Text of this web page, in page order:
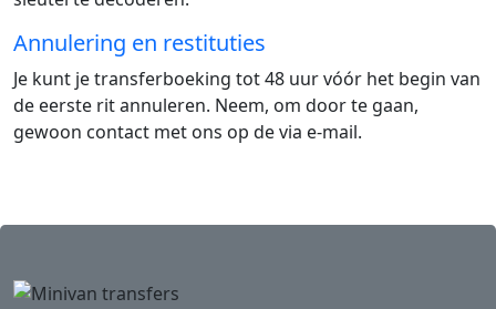
Annulering en restituties
Je kunt je transferboeking tot 48 uur vóór het begin van
de eerste rit annuleren. Neem, om door te gaan,
gewoon contact met ons op de via e-mail.